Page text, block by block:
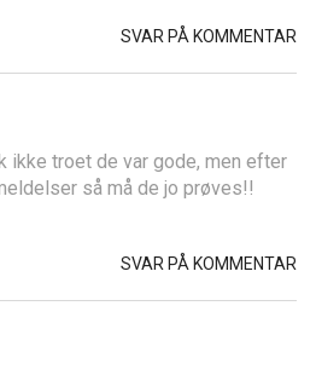
SVAR PÅ KOMMENTAR
ikke troet de var gode, men efter
så må de jo prøves!!
SVAR PÅ KOMMENTAR